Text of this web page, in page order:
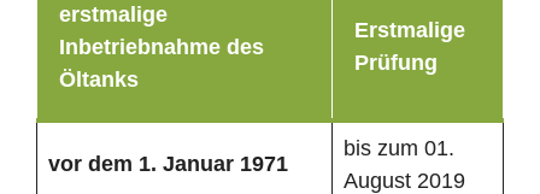
erstmalige
Inbetriebnahme des
Öltanks
Erstmalige
Prüfung
vor dem 1. Januar 1971
bis zum 01.
August 2019